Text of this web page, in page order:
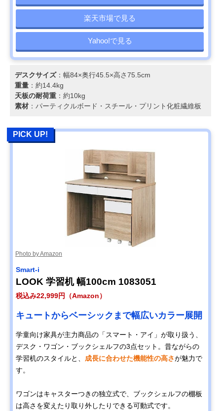
楽天市場で見る
Yahoo!で見る
デスクサイズ：幅84×奥行45.5×高さ75.5cm
重量 ：約14.4kg
天板の耐荷重 ：約10kg
素材 ：パーティクルボード・スチール・プリント化粧繊維板
PICK UP!
Photo by Amazon
Smart-i
LOOK 学習机 幅100cm 1083051
税込み22,999円（Amazon）
キュートからベーシックまで幅広いカラー展開
学童向け家具が主力商品の「スマート・アイ」が取り扱う、
デスク・ワゴン・ブックシェルフの3点セット。昔ながらの
学習机のスタイルと、 成長に合わせた機能性の高さが魅力で
す。
ワゴンはキャスターつきの独立式で、ブックシェルフの棚板
は高さを変えたり取り外したりできる可動式です。